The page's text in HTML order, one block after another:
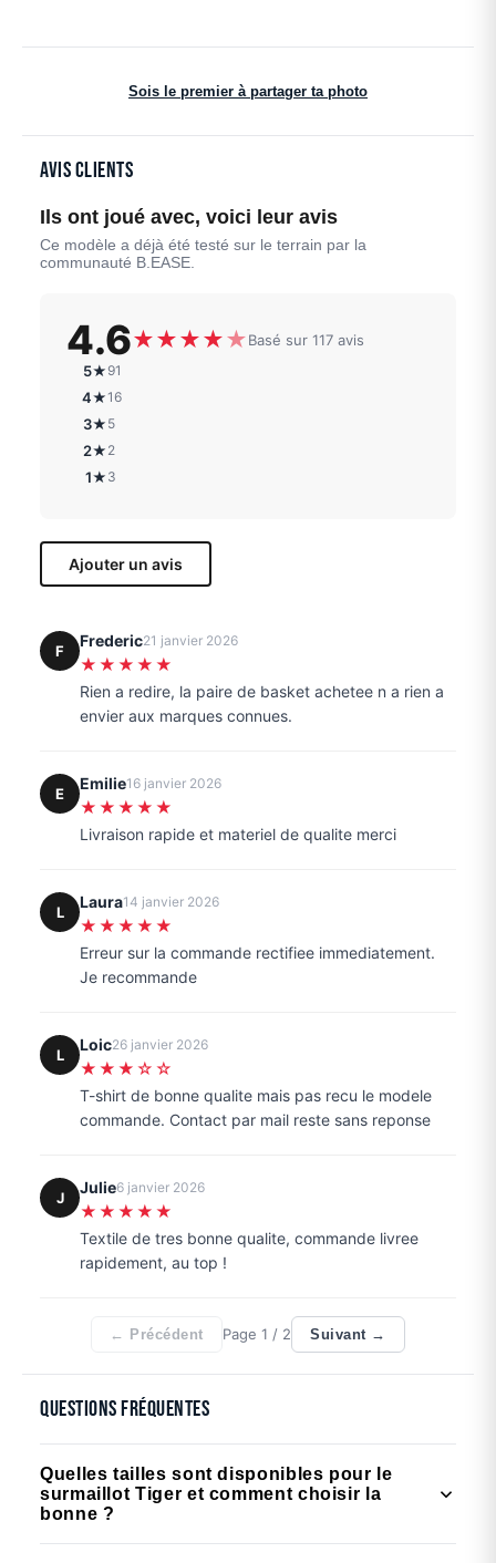
Sois le premier à partager ta photo
Avis clients
Ils ont joué avec, voici leur avis
Ce modèle a déjà été testé sur le terrain par la
communauté B.EASE.
4.6★★★★★Basé sur 117 avis
5★ 91
4★16
3★ 5
2★ 2
1★ 3
Ajouter un avis
F
Frederic21 janvier 2026
★★★★★
Rien a redire, la paire de basket achetee n a rien a
envier aux marques connues.
E
Emilie16 janvier 2026
★★★★★
Livraison rapide et materiel de qualite merci
L
Laura14 janvier 2026
★★★★★
Erreur sur la commande rectifiee immediatement.
Je recommande
L
Loic26 janvier 2026
★★★☆☆
T-shirt de bonne qualite mais pas recu le modele
commande. Contact par mail reste sans reponse
J
Julie6 janvier 2026
★★★★★
Textile de tres bonne qualite, commande livree
rapidement, au top !
← Précédent Page1 / 2 Suivant →
Questions fréquentes
Quelles tailles sont disponibles pour le
surmaillot Tiger et comment choisir la
bonne ?